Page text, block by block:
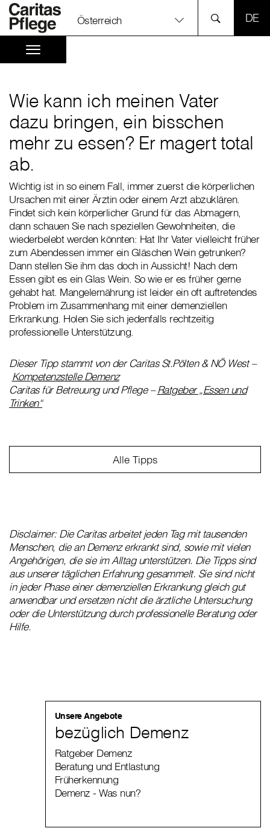
Österreich
Wie kann ich meinen Vater
dazu bringen, ein bisschen
mehr zu essen? Er magert total
ab.
Wichtig ist in so einem Fall, immer zuerst die körperlichen
Ursachen mit einer Ärztin oder einem Arzt abzuklären.
Findet sich kein körperlicher Grund für das Abmagern,
dann schauen Sie nach speziellen Gewohnheiten, die
wiederbelebt werden könnten: Hat Ihr Vater vielleicht früher
zum Abendessen immer ein Gläschen Wein getrunken?
Dann stellen Sie ihm das doch in Aussicht! Nach dem
Essen gibt es ein Glas Wein. So wie er es früher gerne
gehabt hat. Mangelernährung ist leider ein oft auftretendes
Problem im Zusammenhang mit einer demenziellen
Erkrankung. Holen Sie sich jedenfalls rechtzeitig
professionelle Unterstützung.
Dieser Tipp stammt von der Caritas St.Pölten & NÖ West –
Kompetenzstelle Demenz
Caritas für Betreuung und Pflege –Ratgeber „Essen und
Trinken“
Alle Tipps
Disclaimer: Die Caritas arbeitet jeden Tag mit tausenden
Menschen, die an Demenz erkrankt sind, sowie mit vielen
Angehörigen, die sie im Alltag unterstützen. Die Tipps sind
aus unserer täglichen Erfahrung gesammelt. Sie sind nicht
in jeder Phase einer demenziellen Erkrankung gleich gut
anwendbar und ersetzen nicht die ärztliche Untersuchung
oder die Unterstützung durch professionelle Beratung oder
Hilfe.
Unsere Angebote
bezüglich Demenz
Ratgeber Demenz
Beratung und Entlastung
Früherkennung
Demenz - Was nun?